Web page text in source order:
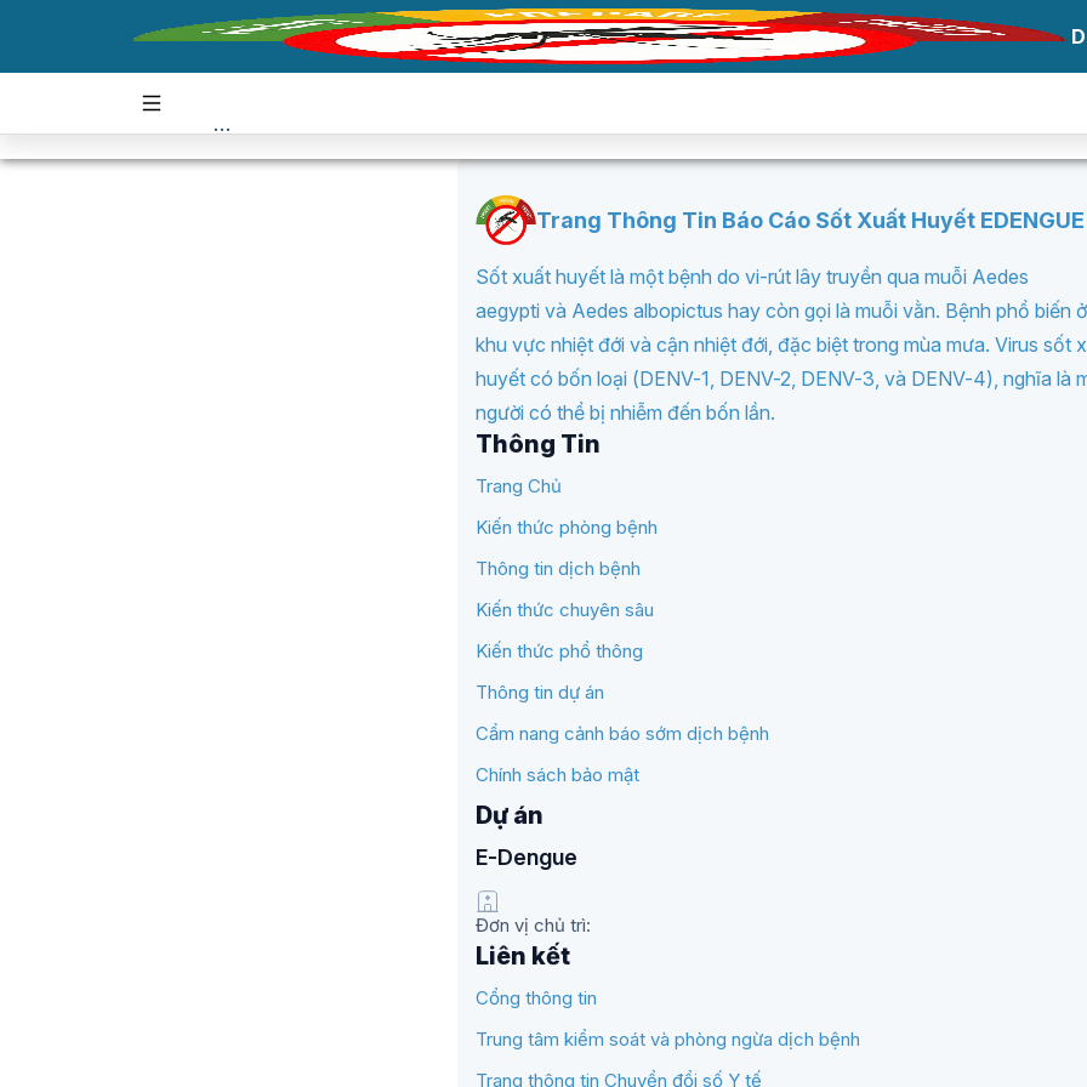
Trang Thông Tin Báo Cáo Sốt Xuất Huyết EDENGUE
Sốt xuất huyết là một bệnh do vi-rút lây truyền qua muỗi Aedes
aegypti và Aedes albopictus hay còn gọi là muỗi vằn. Bệnh phổ biến
khu vực nhiệt đới và cận nhiệt đới, đặc biệt trong mùa mưa. Virus sốt
huyết có bốn loại (DENV-1, DENV-2, DENV-3, và DENV-4), nghĩa là
người có thể bị nhiễm đến bốn lần.
Thông Tin
Trang Chủ
Kiến thức phòng bệnh
Thông tin dịch bệnh
Kiến thức chuyên sâu
Kiến thức phổ thông
Thông tin dự án
Cẩm nang cảnh báo sớm dịch bệnh
Chính sách bảo mật
Dự án
E-Dengue
Đơn vị chủ trì:
Liên kết
Cổng thông tin
Trung tâm kiểm soát và phòng ngừa dịch bệnh
Trang thông tin Chuyển đổi số Y tế